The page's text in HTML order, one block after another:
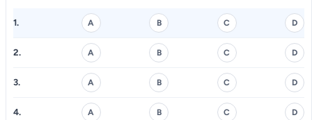
1. A B C D
2. A B C D
3. A B C D
4. A B C D